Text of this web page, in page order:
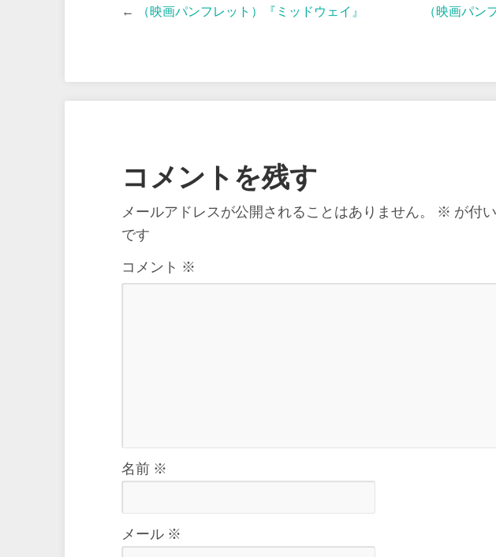
← （映画パンフレット）『ミッドウェイ』 （映画パン
コメントを残す
メールアドレスが公開されることはありません。 ※ が付
です
コメント ※
名前 ※
メール ※